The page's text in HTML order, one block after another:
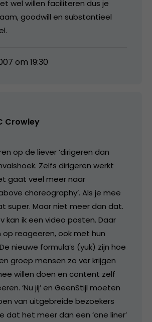
wel willen faciliteren dus je
goodwill en substantieel
om 19:30
Crowley
op de liever ‘dirigeren dan
Zelfs dirigeren werkt
gaat veel meer naar
choreography’. Als je mee
super. Maar niet meer dan dat.
kan ik een video posten. Daar
op reageeren, ook met hun
nieuwe formula’s (yuk) zijn hoe
groep mensen zo ver krijgen
willen doen en content zelf
‘Nu jij’ en GeenStijl moeten
van uitgebreide bezoekers
dat het meer dan een ‘one liner’